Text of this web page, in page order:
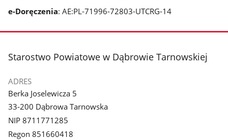
e-Doręczenia: AE:PL-71996-72803-UTCRG-14
stopka
Starostwo Powiatowe w Dąbrowie Tarnowskiej
ADRES
Berka Joselewicza 5
33-200 Dąbrowa Tarnowska
NIP 8711771285
Regon 851660418